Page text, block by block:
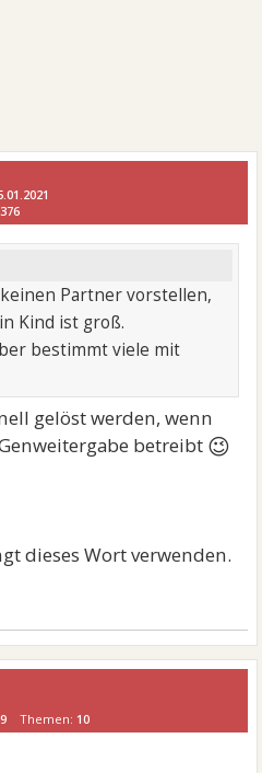
Partner vorstellen,
Kind ist groß.
bestimmt viele mit
gelöst werden, wenn
betreibt 😉
dieses Wort verwenden.
Themen: 10